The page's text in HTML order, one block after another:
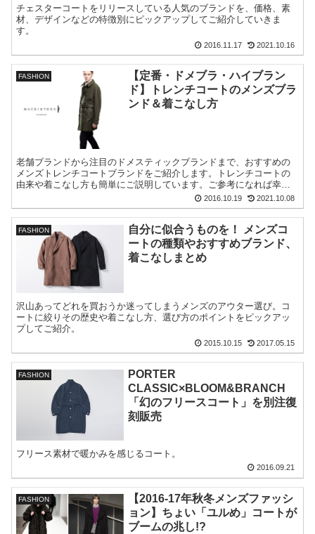
チェスターコートをリリースしている人気のブランドを、価格、素
材、デザインなどの特徴別にピックアップしてご紹介していきま
す。
2016.11.17 2021.10.16
FASHION
【定番・ドメブラ・ハイブラン
ド】トレンチコートのメンズブラ
ンド＆着こなし方
老舗ブランドから注目のドメスティックブランドまで、おすすめの
メンズトレンチコートブランドをご紹介します。トレンチコートの
由来や着こなし方も簡単にご説明しています。ご参考になれば幸い
2016.10.19 2021.10.08
FASHION
自分に似合うものを！ メンズコ
ートの種類やおすすめブランド、
着こなしまとめ
沢山あってどれを買おうか迷ってしまうメンズのアウター選び。コ
ートに絞りその歴史や着こなし方、選び方のポイントをピックアッ
プしてご紹介。
2015.10.15 2017.05.15
FASHION
PORTER
CLASSIC×BLOOM&BRANCH
「幻のフリースコート」を別注復
刻販売
フリース素材で暖かみを感じるコート。
2016.09.21
FASHION
【2016-17年秋冬メンズファッシ
ョン】ちょい「ユルめ」コートが
ブームの兆し!?